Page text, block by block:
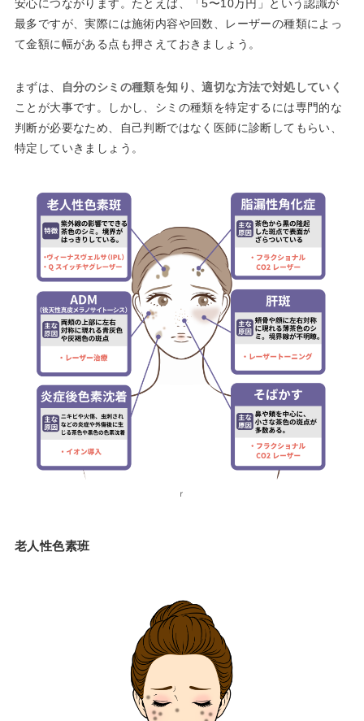
安心につながります。たとえば、「5〜10万円」という認識が
最多ですが、実際には施術内容や回数、レーザーの種類によっ
て金額に幅がある点も押さえておきましょう。
まずは、
自分のシミの種類を知り、適切な方法で対処していく
ことが大事です。しかし、シミの種類を特定するには専門的な
判断が必要なため、自己判断ではなく医師に診断してもらい、
特定していきましょう。
ｒ
老人性色素班